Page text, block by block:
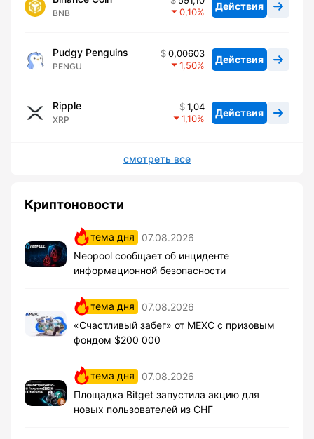
BNB
0,10
Действия
Pudgy Penguins
PENGU
0,00603
1,50
Действия
Ripple
XRP
1,04
1,10
Действия
смотреть все
Криптоновости
тема дня
07.08.2026
Neopool сообщает об инциденте
информационной безопасности
тема дня
07.08.2026
«Счастливый забег» от MEXC с призовым
фондом $200 000
тема дня
07.08.2026
Площадка Bitget запустила акцию для
новых пользователей из СНГ